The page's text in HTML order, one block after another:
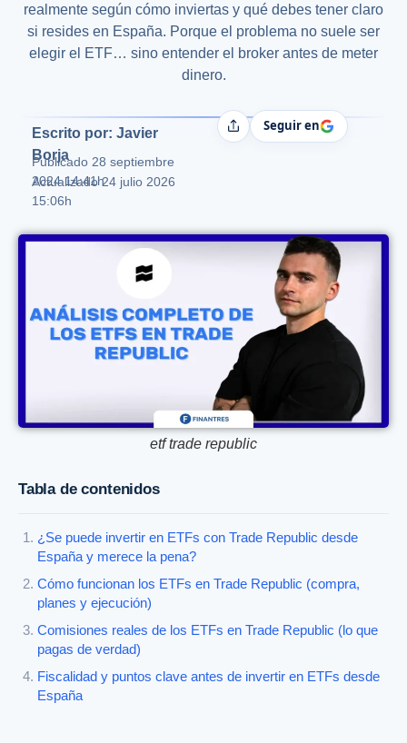
realmente según cómo inviertas y qué debes tener claro
si resides en España. Porque el problema no suele ser
elegir el ETF… sino entender el broker antes de meter
dinero.
Escrito por: Javier
Borja
Publicado 28 septiembre
2024 14:41h
Actualizado 24 julio 2026
15:06h
CompartirSeguir en
etf trade republic
Tabla de contenidos
¿Se puede invertir en ETFs con Trade Republic desde
España y merece la pena?
Cómo funcionan los ETFs en Trade Republic (compra,
planes y ejecución)
Comisiones reales de los ETFs en Trade Republic (lo que
pagas de verdad)
Fiscalidad y puntos clave antes de invertir en ETFs desde
España